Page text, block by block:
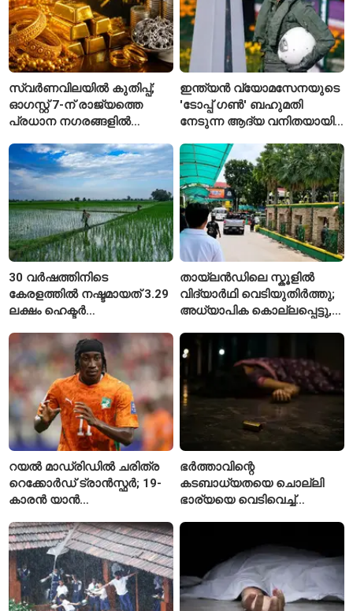
സ്വർണവിലയിൽ കുതിപ്പ്;
ഓഗസ്റ്റ് 7-ന് രാജ്യത്തെ
പ്രധാന നഗരങ്ങളിൽ
ഇന്ത്യൻ വ്യോമസേനയുടെ
'ടോപ്പ് ഗൺ' ബഹുമതി
നേടുന്ന ആദ്യ വനിതയായി
30 വർഷത്തിനിടെ
കേരളത്തിൽ നഷ്ടമായത് 3.29
ലക്ഷം ഹെക്ടർ
തായ്‌ലൻഡിലെ സ്കൂളിൽ
വിദ്യാർഥി വെടിയുതിർത്തു;
അധ്യാപിക കൊല്ലപ്പെട്ടു,
റയൽ മാഡ്രിഡിൽ ചരിത്ര
റെക്കോർഡ് ട്രാൻസ്ഫർ; 19-
കാരൻ യാൻ
സ്വന്തമാക്കി സ്പാനിഷ്
വമ്പന്മാർ
ഭർത്താവിന്റെ
കടബാധ്യതയെ ചൊല്ലി
ഭാര്യയെ വെടിവെച്ച്
കൊലപാതകം